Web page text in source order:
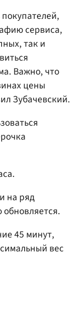
сервиса,
так и
Важно, что
цены
Зубачевский.
на ряд
обновляется.
45 минут,
вес